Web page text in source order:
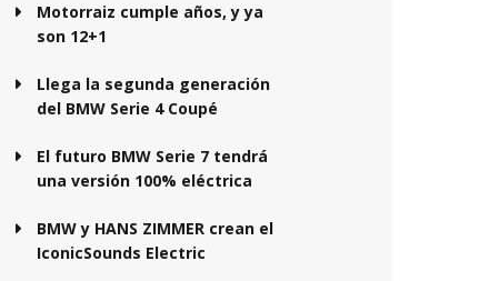
Motorraiz cumple años, y ya
son 12+1
Llega la segunda generación
del BMW Serie 4 Coupé
El futuro BMW Serie 7 tendrá
una versión 100% eléctrica
BMW y HANS ZIMMER crean el
IconicSounds Electric